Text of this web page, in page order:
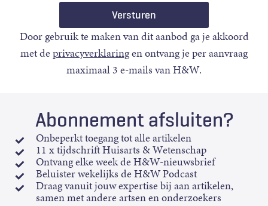
Door gebruik te maken van dit aanbod ga je akkoord
met deprivacyverklaringen ontvang je per aanvraag
maximaal 3 e-mails van H&W.
Abonnement afsluiten?
Onbeperkt toegang tot alle artikelen
11 x tijdschrift Huisarts & Wetenschap
Ontvang elke week de H&W-nieuwsbrief
Beluister wekelijks de H&W Podcast
Draag vanuit jouw expertise bij aan artikelen,
samen met andere artsen en onderzoekers